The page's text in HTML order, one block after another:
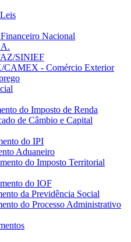
Nacional
SINIEF
- Comércio Exterior
do Imposto de Renda
de Câmbio e Capital
do IPI
Aduaneiro
do Imposto Territorial
do IOF
da Previdência Social
do Processo Administrativo